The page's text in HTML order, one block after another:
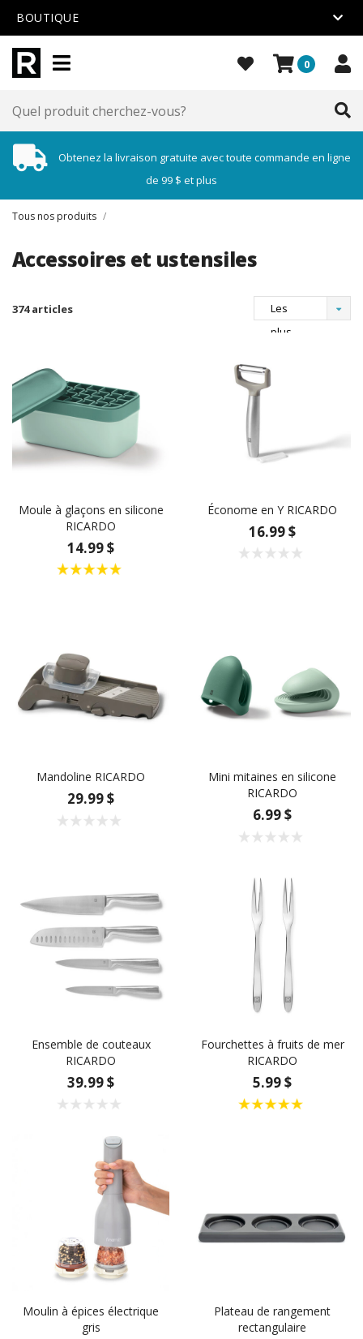
BOUTIQUE
0
Obtenez la livraison gratuite avec toute commande en ligne
de 99 $ et plus
Tous nos produits /
Accessoires et ustensiles
374 articles
Les
plus
Moule à glaçons en silicone
RICARDO
14.99 $
Économe en Y RICARDO
16.99 $
Mandoline RICARDO
29.99 $
Mini mitaines en silicone
RICARDO
6.99 $
Ensemble de couteaux
RICARDO
39.99 $
Fourchettes à fruits de mer
RICARDO
5.99 $
Moulin à épices électrique
gris
Plateau de rangement
rectangulaire